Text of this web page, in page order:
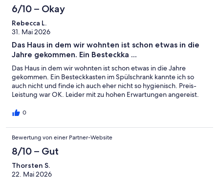
6/10 – Okay
Rebecca L.
31. Mai 2026
Das Haus in dem wir wohnten ist schon etwas in die
Jahre gekommen. Ein Besteckka ...
Das Haus in dem wir wohnten ist schon etwas in die Jahre
gekommen. Ein Besteckkasten im Spülschrank kannte ich so
auch nicht und finde ich auch eher nicht so hygienisch. Preis-
Leistung war OK. Leider mit zu hohen Erwartungen angereist.
0
Bewertung von einer Partner-Website
8/10 – Gut
Thorsten S.
22. Mai 2026